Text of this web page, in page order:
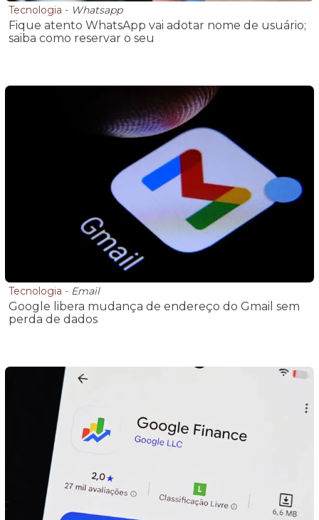
Tecnologia - Whatsapp
Fique atento WhatsApp vai adotar nome de usuário;
saiba como reservar o seu
Tecnologia - Email
Google libera mudança de endereço do Gmail sem
perda de dados